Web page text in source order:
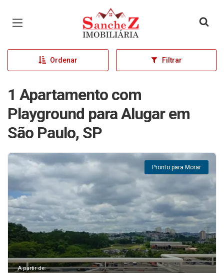
Página inicial
Ordenar Filtrar
1 Apartamento com
Playground para Alugar em
São Paulo, SP
Pronto para Morar
A partir de: